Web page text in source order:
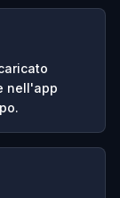
nell'app